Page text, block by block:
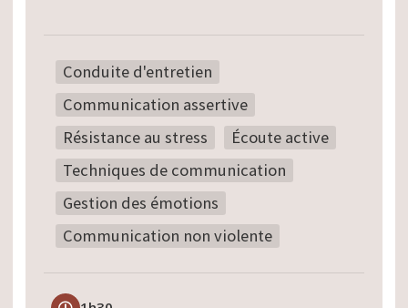
Conduite d'entretien
Communication assertive
Résistance au stress
Écoute active
Techniques de communication
Gestion des émotions
Communication non violente